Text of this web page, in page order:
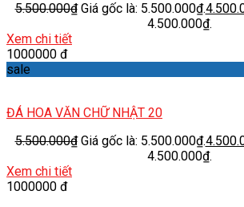
5.500.000₫ Giá gốc là: 5.500.000₫.
4.500.000₫.
Xem chi tiết
1000000 đ
sale
ĐÁ HOA VĂN CHỮ NHẬT 20
5.500.000₫ Giá gốc là: 5.500.000₫.
4.500.000₫.
Xem chi tiết
1000000 đ